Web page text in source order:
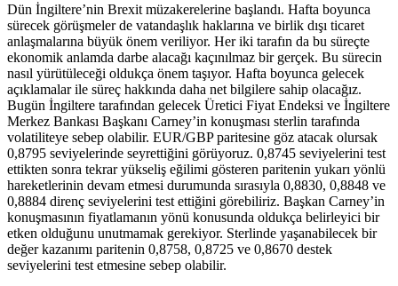
Dün İngiltere’nin Brexit müzakerelerine başlandı. Hafta boyunca
sürecek görüşmeler de vatandaşlık haklarına ve birlik dışı ticaret
anlaşmalarına büyük önem veriliyor. Her iki tarafın da bu süreçte
ekonomik anlamda darbe alacağı kaçınılmaz bir gerçek. Bu sürecin
nasıl yürütüleceği oldukça önem taşıyor. Hafta boyunca gelecek
açıklamalar ile süreç hakkında daha net bilgilere sahip olacağız.
Bugün İngiltere tarafından gelecek Üretici Fiyat Endeksi ve İngiltere
Merkez Bankası Başkanı Carney’in konuşması sterlin tarafında
volatiliteye sebep olabilir. EUR/GBP paritesine göz atacak olursak
0,8795 seviyelerinde seyrettiğini görüyoruz. 0,8745 seviyelerini test
ettikten sonra tekrar yükseliş eğilimi gösteren paritenin yukarı yönlü
hareketlerinin devam etmesi durumunda sırasıyla 0,8830, 0,8848 ve
0,8884 direnç seviyelerini test ettiğini görebiliriz. Başkan Carney’in
konuşmasının fiyatlamanın yönü konusunda oldukça belirleyici bir
etken olduğunu unutmamak gerekiyor. Sterlinde yaşanabilecek bir
değer kazanımı paritenin 0,8758, 0,8725 ve 0,8670 destek
seviyelerini test etmesine sebep olabilir.